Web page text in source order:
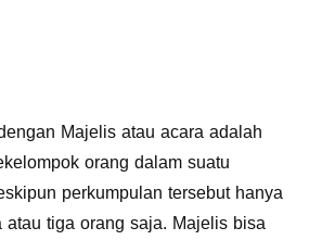
Majelis atau acara adalah
orang dalam suatu
perkumpulan tersebut hanya
tiga orang saja. Majelis bisa